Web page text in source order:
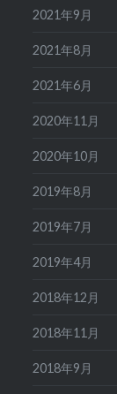
2021年9月
2021年8月
2021年6月
2020年11月
2020年10月
2019年8月
2019年7月
2019年4月
2018年12月
2018年11月
2018年9月